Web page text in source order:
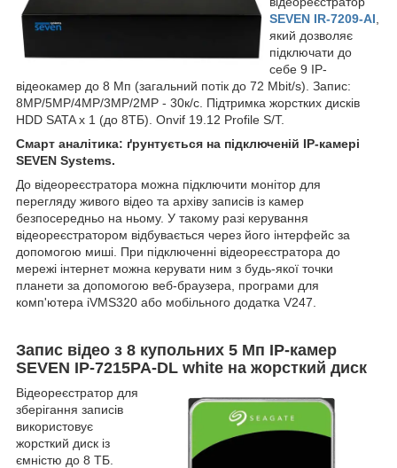
SEVEN IR-7209-AI
який дозволяє
підключати до
себе 9 IP-
відеокамер до 8 Мп (загальний потік до 72 Mbit/s). Запис:
8MP/5MP/4MP/3MP/2MP - 30к/с. Підтримка жорстких дисків
HDD SATA х 1 (до 8ТБ). Onvif 19.12 Profile S/T.
Смарт аналітика: ґрунтується на підключеній IP-камері
SEVEN Systems.
До відеореєстратора можна підключити монітор для
перегляду живого відео та архіву записів із камер
безпосередньо на ньому. У такому разі керування
відеореєстратором відбувається через його інтерфейс за
допомогою миші. При підключенні відеореєстратора до
мережі інтернет можна керувати ним з будь-якої точки
планети за допомогою веб-браузера, програми для
комп'ютера iVMS320 або мобільного додатка V247.
Запис відео з 8 купольних 5 Мп IP-камер
SEVEN IP-7215PA-DL white на жорсткий диск
Відеореєстратор для
зберігання записів
використовує
жорсткий диск із
ємністю до 8 ТБ.